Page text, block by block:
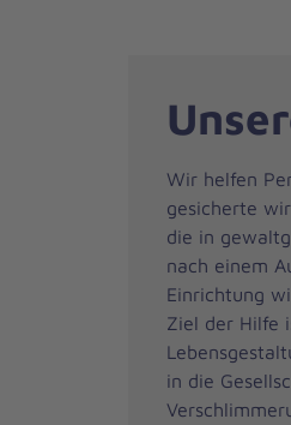
Wir helfen
gesicherte
die in
nach einem
Einrichtung
Ziel der Hilfe
in die